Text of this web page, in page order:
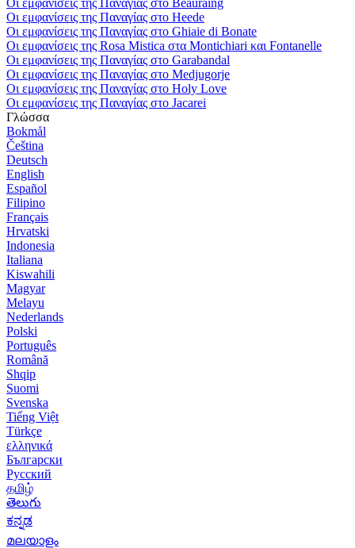
Οι εμφανίσεις της Παναγίας στο Heede
Οι εμφανίσεις της Παναγίας στο Ghiaie di Bonate
Οι εμφανίσεις της Rosa Mistica στα Montichiari και Fontanelle
Οι εμφανίσεις της Παναγίας στο Garabandal
Οι εμφανίσεις της Παναγίας στο Medjugorje
Οι εμφανίσεις της Παναγίας στο Holy Love
Οι εμφανίσεις της Παναγίας στο Jacarei
Γλώσσα
Bokmål
Čeština
Deutsch
English
Español
Filipino
Français
Hrvatski
Indonesia
Italiana
Kiswahili
Magyar
Melayu
Nederlands
Polski
Português
Română
Shqip
Suomi
Svenska
Tiếng Việt
Türkçe
ελληνικά
Български
Русский
தமிழ்
తెలుగు
ಕನ್ನಡ
മലയാളം